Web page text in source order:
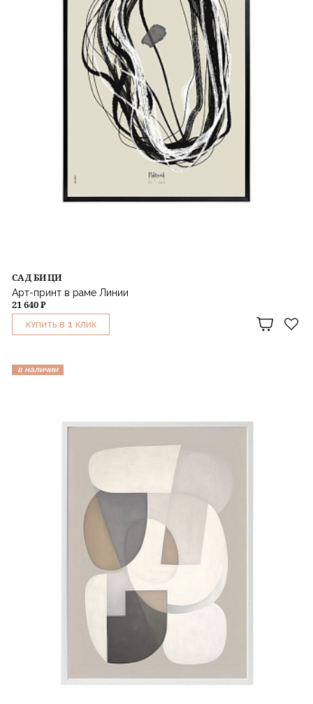
САД БИЦИ
Арт-принт в раме Линии
21 640 ₽
КУПИТЬ В 1 КЛИК
в наличии